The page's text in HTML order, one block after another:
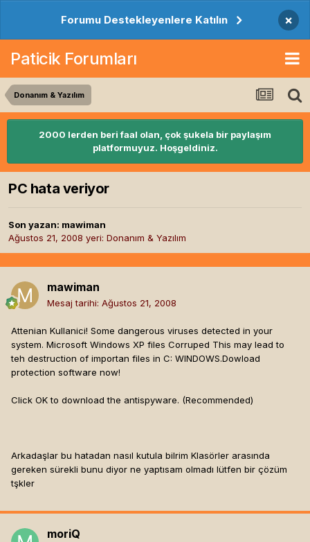
Forumu Destekleyenlere Katılın ×
Paticik Forumları
Donanım & Yazılım
2000 lerden beri faal olan, çok şukela bir paylaşım
platformuyuz. Hoşgeldiniz.
PC hata veriyor
Son yazan: mawiman
Ağustos 21, 2008 yeri: Donanım & Yazılım
mawiman
Mesaj tarihi: Ağustos 21, 2008
Attenian Kullanici! Some dangerous viruses detected in your
system. Microsoft Windows XP files Corruped This may lead to
teh destruction of importan files in C: WINDOWS.Dowload
protection software now!
Click OK to download the antispyware. (Recommended)
Arkadaşlar bu hatadan nasıl kutula bilrim Klasörler arasında
gereken sürekli bunu diyor ne yaptısam olmadı lütfen bir çözüm
tşkler
moriQ